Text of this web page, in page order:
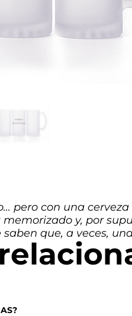
pero con una
y, por
que, a veces,